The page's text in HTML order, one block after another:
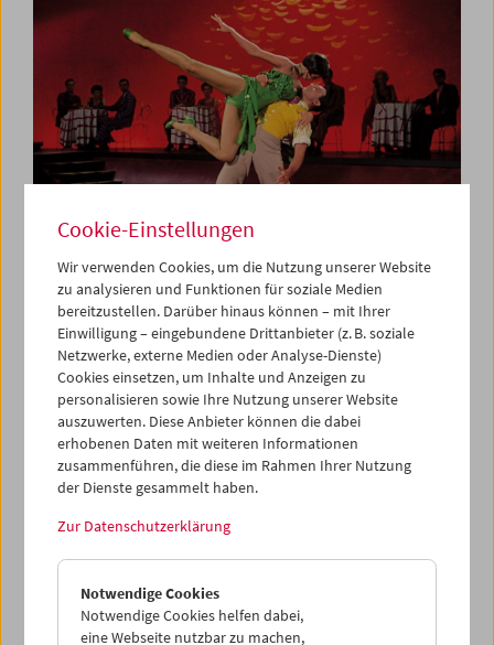
Collection on Screen: Let's Dance
Cookie-Einstellungen
Wir verwenden Cookies, um die Nutzung unserer Website
zu analysieren und Funktionen für soziale Medien
bereitzustellen. Darüber hinaus können – mit Ihrer
Einwilligung – eingebundene Drittanbieter (z. B. soziale
Netzwerke, externe Medien oder Analyse-Dienste)
Cookies einsetzen, um Inhalte und Anzeigen zu
personalisieren sowie Ihre Nutzung unserer Website
auszuwerten. Diese Anbieter können die dabei
erhobenen Daten mit weiteren Informationen
zusammenführen, die diese im Rahmen Ihrer Nutzung
der Dienste gesammelt haben.
Zur Datenschutzerklärung
Notwendige Cookies
Notwendige Cookies helfen dabei,
eine Webseite nutzbar zu machen,